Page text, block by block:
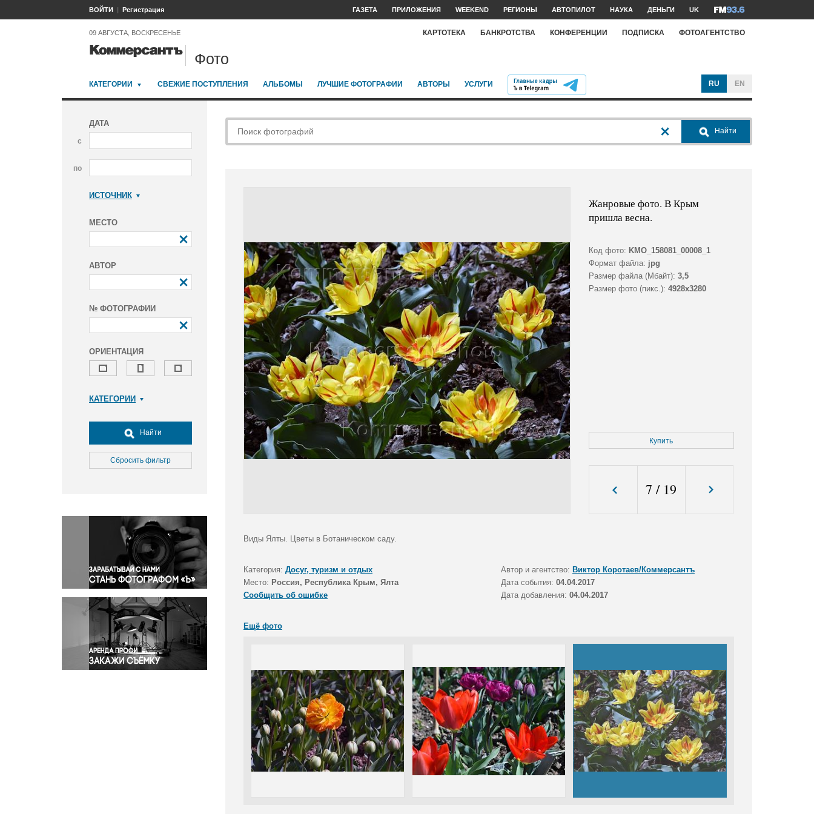
ВОЙТИ Регистрация ГАЗЕТА ПРИЛОЖЕНИЯ WEEKEND РЕГИОНЫ АВТОПИЛОТ НАУКА ДЕНЬГИ UK
09 АВГУСТА, ВОСКРЕСЕНЬЕ КАРТОТЕКА БАНКРОТСТВА КОНФЕРЕНЦИИ ПОДПИСКА ФОТОАГЕНТСТВО
Фото
КАТЕГОРИИ СВЕЖИЕ ПОСТУПЛЕНИЯ АЛЬБОМЫ ЛУЧШИЕ ФОТОГРАФИИ АВТОРЫ УСЛУГИ RU EN
ДАТА
с
по
ИСТОЧНИК
МЕСТО
АВТОР
№ ФОТОГРАФИИ
ОРИЕНТАЦИЯ
КАТЕГОРИИ
Досуг, туризм и отдых
Культура
Медицина
Окружающая среда
Политика
Правосудие
Происшествия и конфликты
Религия
Светская жизнь
Спорт
Экология
Экономика и бизнес
Найти
Сбросить фильтр
Найти
Жанровые фото. В Крым
пришла весна.
Код фото: KMO_158081_00008_1
Формат файла: jpg
Размер файла (Мбайт): 3,5
Размер фото (пикс.): 4928x3280
Купить
7 / 19
Виды Ялты. Цветы в Ботаническом саду.
Категория: Досуг, туризм и отдых Автор и агентство: Виктор Коротаев/Коммерсантъ
Место: Россия, Республика Крым, Ялта Дата события: 04.04.2017
Сообщить об ошибке
Дата добавления: 04.04.2017
Ещё фото